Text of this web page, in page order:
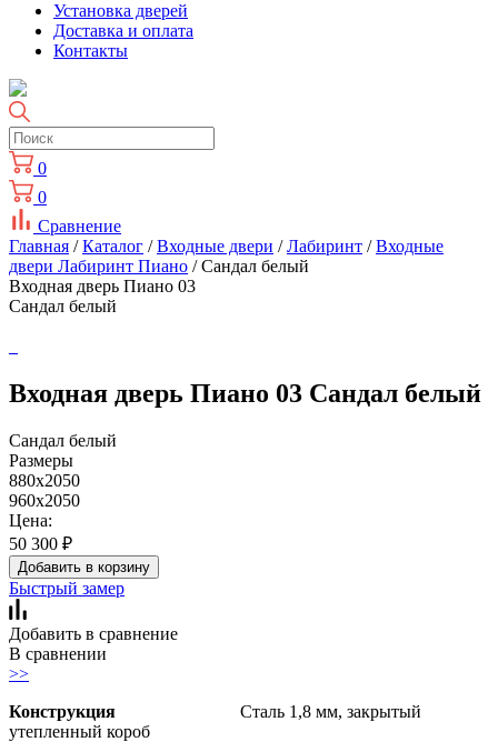
Установка дверей
Доставка и оплата
Контакты
0
0
Сравнение
Главная /Каталог /Входные двери /Лабиринт /Входные
двери Лабиринт Пиано / Сандал белый
Входная дверь Пиано 03
Сандал белый
Входная дверь Пиано 03 Сандал белый
Сандал белый
Размеры
880х2050
960х2050
Цена:
50 300 ₽
Добавить в корзину
Быстрый замер
Добавить в сравнение
В сравнении
>>
Конструкция Сталь 1,8 мм, закрытый
утепленный короб